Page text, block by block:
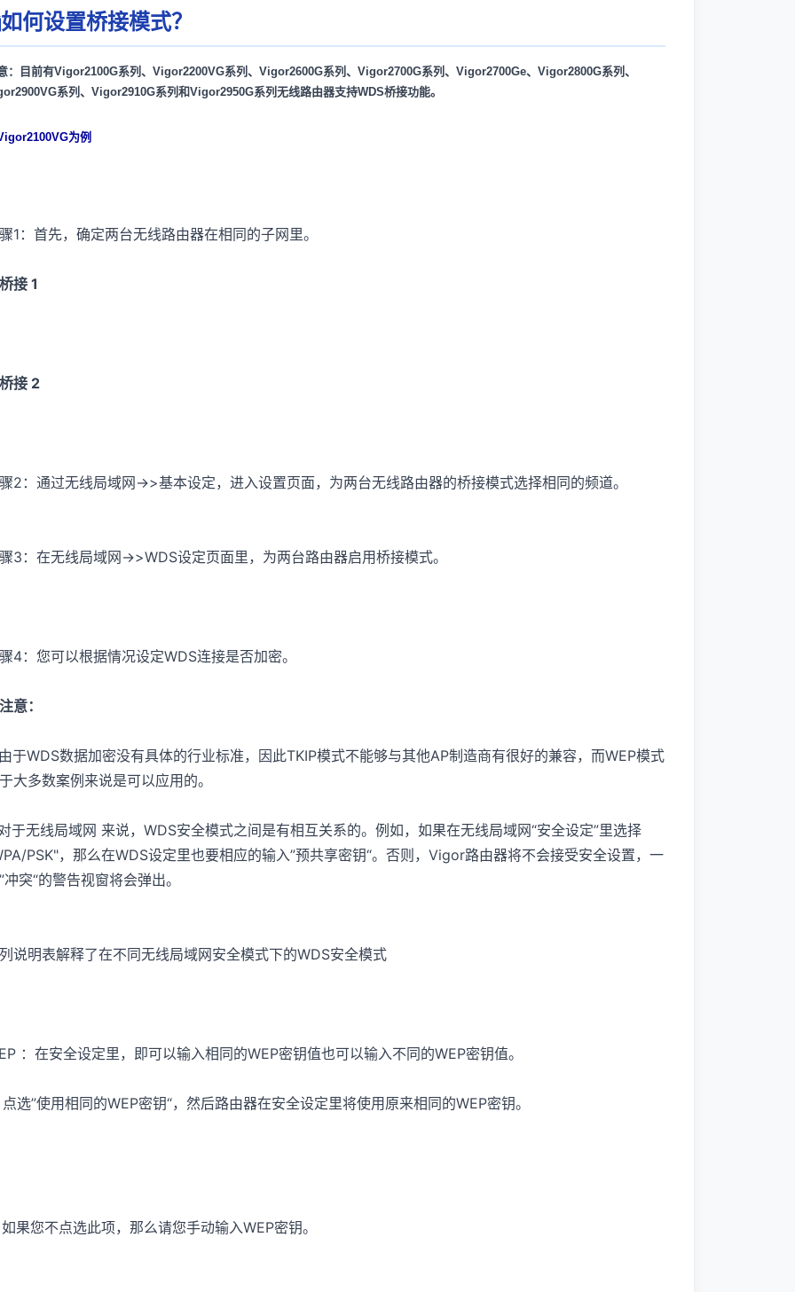
如何设置桥接模式？
：目前有Vigor2100G系列、Vigor2200VG系列、Vigor2600G系列、Vigor2700G系列、Vigor2700Ge、Vigor2800G系列、
系列、Vigor2910G系列和Vigor2950G系列无线路由器支持WDS桥接功能。
为例
1：首先，确定两台无线路由器在相同的子网里。
接 1
接 2
2：通过无线局域网->>基本设定，进入设置页面，为两台无线路由器的桥接模式选择相同的频道。
3：在无线局域网->>WDS设定页面里，为两台路由器启用桥接模式。
4：您可以根据情况设定WDS连接是否加密。
意：
于WDS数据加密没有具体的行业标准，因此TKIP模式不能够与其他AP制造商有很好的兼容，而WEP模式
大多数案例来说是可以应用的。
于无线局域网 来说，WDS安全模式之间是有相互关系的。例如，如果在无线局域网“安全设定”里选择
PSK"，那么在WDS设定里也要相应的输入”预共享密钥“。否则，Vigor路由器将不会接受安全设置，一
冲突“的警告视窗将会弹出。
说明表解释了在不同无线局域网安全模式下的WDS安全模式
：在安全设定里，即可以输入相同的WEP密钥值也可以输入不同的WEP密钥值。
选”使用相同的WEP密钥“，然后路由器在安全设定里将使用原来相同的WEP密钥。
果您不点选此项，那么请您手动输入WEP密钥。